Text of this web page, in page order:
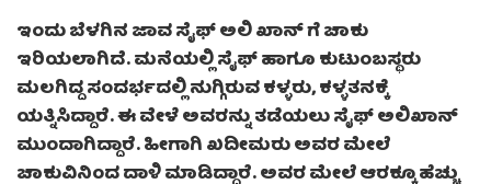
ಇಂದು ಬೆಳಗಿನ ಜಾವ ಸೈಫ್ ಅಲಿ ಖಾನ್ ಗೆ ಚಾಕು
ಇರಿಯಲಾಗಿದೆ. ಮನೆಯಲ್ಲಿ ಸೈಫ್ ಹಾಗೂ ಕುಟುಂಬಸ್ಥರು
ಮಲಗಿದ್ದ ಸಂದರ್ಭದಲ್ಲಿ ನುಗ್ಗಿರುವ ಕಳ್ಳರು, ಕಳ್ಳತನಕ್ಕೆ
ಯತ್ನಿಸಿದ್ದಾರೆ. ಈ ವೇಳೆ ಅವರನ್ನು ತಡೆಯಲು ಸೈಫ್ ಅಲಿಖಾನ್
ಮುಂದಾಗಿದ್ದಾರೆ. ಹೀಗಾಗಿ ಖದೀಮರು ಅವರ ಮೇಲೆ
ಚಾಕುವಿನಿಂದ ದಾಳಿ ಮಾಡಿದ್ದಾರೆ. ಅವರ ಮೇಲೆ ಆರಕ್ಕೂ ಹೆಚ್ಚು